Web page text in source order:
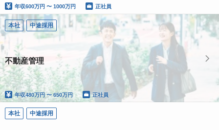
年収600万円 〜 1000万円 正社員
本社 中途採用
不動産管理
年収480万円 〜 650万円 正社員
本社 中途採用